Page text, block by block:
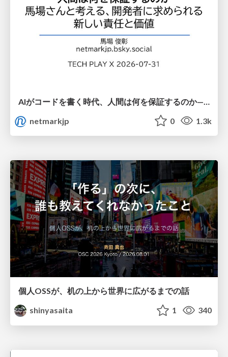
netmarkjp
0 1.3k
個人OSSが、机の上から世界に広がるまでの話
shinyasaita
1 340